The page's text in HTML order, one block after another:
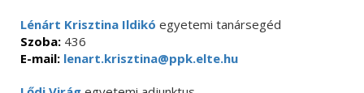
Lénárt Krisztina Ildikó egyetemi tanársegéd
Szoba: 436
E-mail: lenart.krisztina@ppk.elte.hu